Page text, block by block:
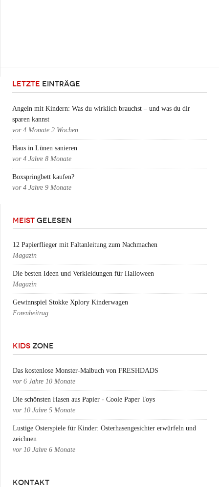
LETZTE EINTRÄGE
Angeln mit Kindern: Was du wirklich brauchst – und was du dir
sparen kannst
vor 4 Monate 2 Wochen
Haus in Lünen sanieren
vor 4 Jahre 8 Monate
Boxspringbett kaufen?
vor 4 Jahre 9 Monate
MEIST GELESEN
12 Papierflieger mit Faltanleitung zum Nachmachen
Magazin
Die besten Ideen und Verkleidungen für Halloween
Magazin
Gewinnspiel Stokke Xplory Kinderwagen
Forenbeitrag
KIDS ZONE
Das kostenlose Monster-Malbuch von FRESHDADS
vor 6 Jahre 10 Monate
Die schönsten Hasen aus Papier - Coole Paper Toys
vor 10 Jahre 5 Monate
Lustige Osterspiele für Kinder: Osterhasengesichter erwürfeln und
zeichnen
vor 10 Jahre 6 Monate
KONTAKT